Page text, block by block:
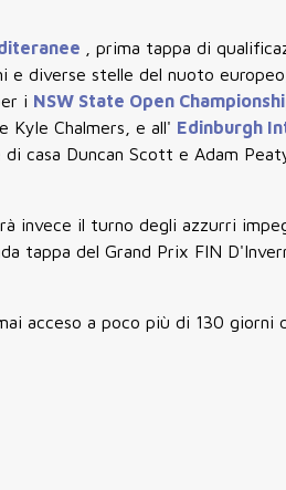
, prima tappa di
e diverse stelle del nuoto
i NSW State Open
Kyle Chalmers, e all' Edinburgh
casa Duncan Scott e Adam
invece il turno degli azzurri
tappa del Grand Prix FIN
acceso a poco più di 130 giorni